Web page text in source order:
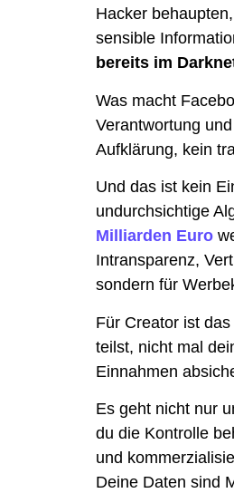
Hacker
sensible
bereits im
Was macht
Verantwortung
Aufklärung, kein
Und das ist kein
undurchsichtige
Milliarden Euro
Intransparenz,
sondern für
Für Creator ist
teilst, nicht mal
Einnahmen
Es geht nicht nur
du die Kontrolle
und
Deine Daten sind